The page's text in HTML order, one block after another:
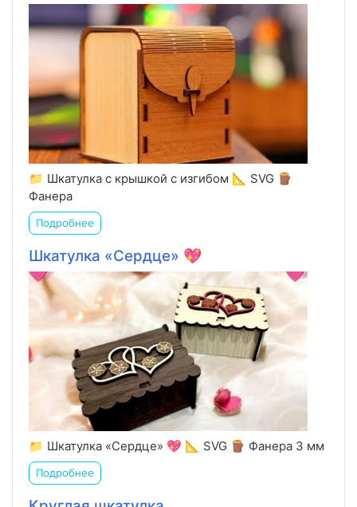
📁 Шкатулка с крышкой с изгибом 📐 SVG 🪵
Фанера
Подробнее
Шкатулка «Сердце» 💖
📁 Шкатулка «Сердце» 💖 📐 SVG 🪵 Фанера 3 мм
Подробнее